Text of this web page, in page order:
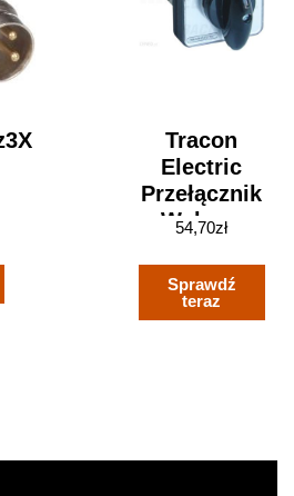
Tracon
Electric
Przełącznik
Wyboru
Obudowy
20A 0-1-2
TKB2093
54,70zł
Sprawdź
teraz